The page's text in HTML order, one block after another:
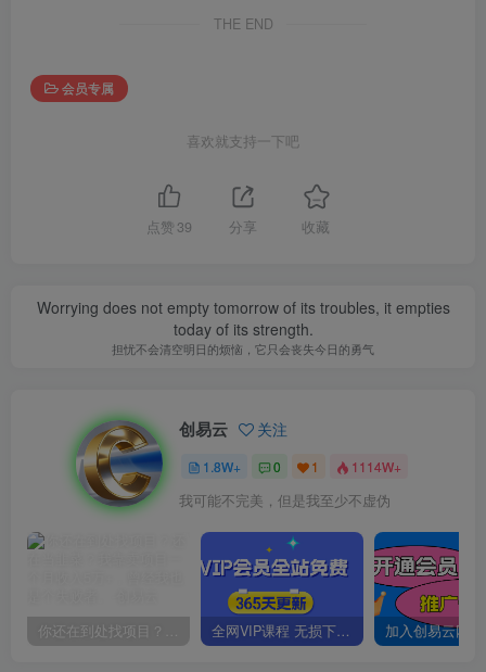
THE END
会员专属
喜欢就支持一下吧
点赞 39 分享 收藏
Worrying does not empty tomorrow of its troubles, it empties
today of its strength.
担忧不会清空明日的烦恼，它只会丧失今日的勇气
创易云 关注
1.8W+ 0 1 1114W+
我可能不完美，但是我至少不虚伪
你还在到处找项目？还在当韭菜？我靠卖项目一个月收入5万+，曾经我也是个失败者。 全网VIP课程 无损下载~